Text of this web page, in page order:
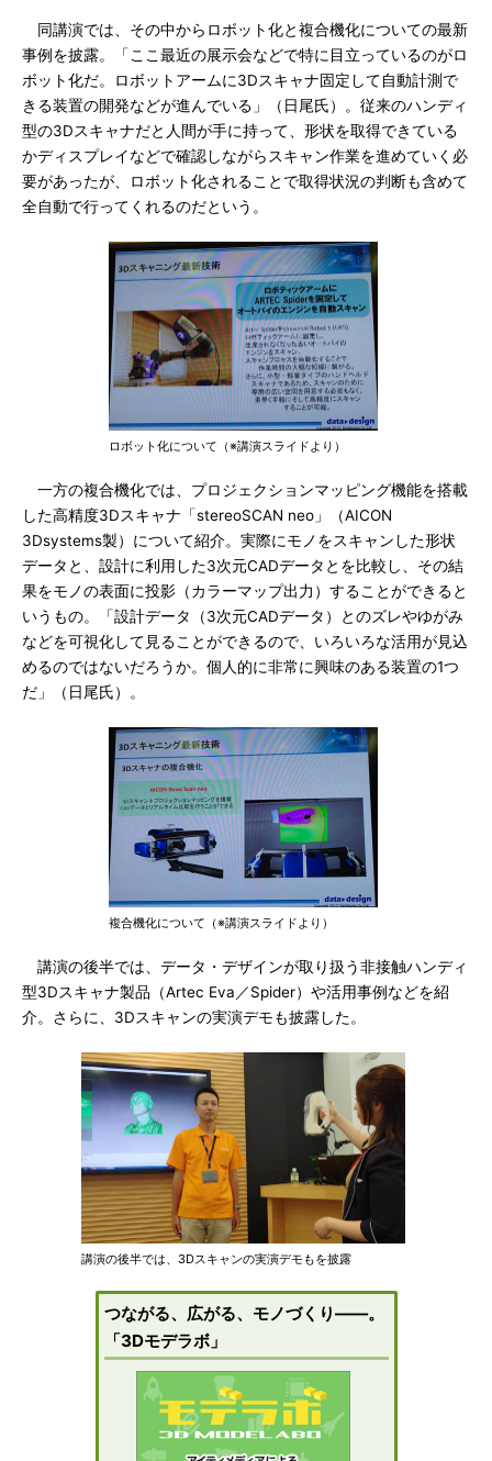
同講演では、その中からロボット化と複合機化についての最新
事例を披露。「ここ最近の展示会などで特に目立っているのがロ
ボット化だ。ロボットアームに3Dスキャナ固定して自動計測で
きる装置の開発などが進んでいる」（日尾氏）。従来のハンディ
型の3Dスキャナだと人間が手に持って、形状を取得できている
かディスプレイなどで確認しながらスキャン作業を進めていく必
要があったが、ロボット化されることで取得状況の判断も含めて
全自動で行ってくれるのだという。
ロボット化について（※講演スライドより）
一方の複合機化では、プロジェクションマッピング機能を搭載
した高精度3Dスキャナ「stereoSCAN neo」（AICON
3Dsystems製）について紹介。実際にモノをスキャンした形状
データと、設計に利用した3次元CADデータとを比較し、その結
果をモノの表面に投影（カラーマップ出力）することができると
いうもの。「設計データ（3次元CADデータ）とのズレやゆがみ
などを可視化して見ることができるので、いろいろな活用が見込
めるのではないだろうか。個人的に非常に興味のある装置の1つ
だ」（日尾氏）。
複合機化について（※講演スライドより）
講演の後半では、データ・デザインが取り扱う非接触ハンディ
型3Dスキャナ製品（Artec Eva／Spider）や活用事例などを紹
介。さらに、3Dスキャンの実演デモも披露した。
講演の後半では、3Dスキャンの実演デモもを披露
つながる、広がる、モノづくり――。
「3Dモデラボ」